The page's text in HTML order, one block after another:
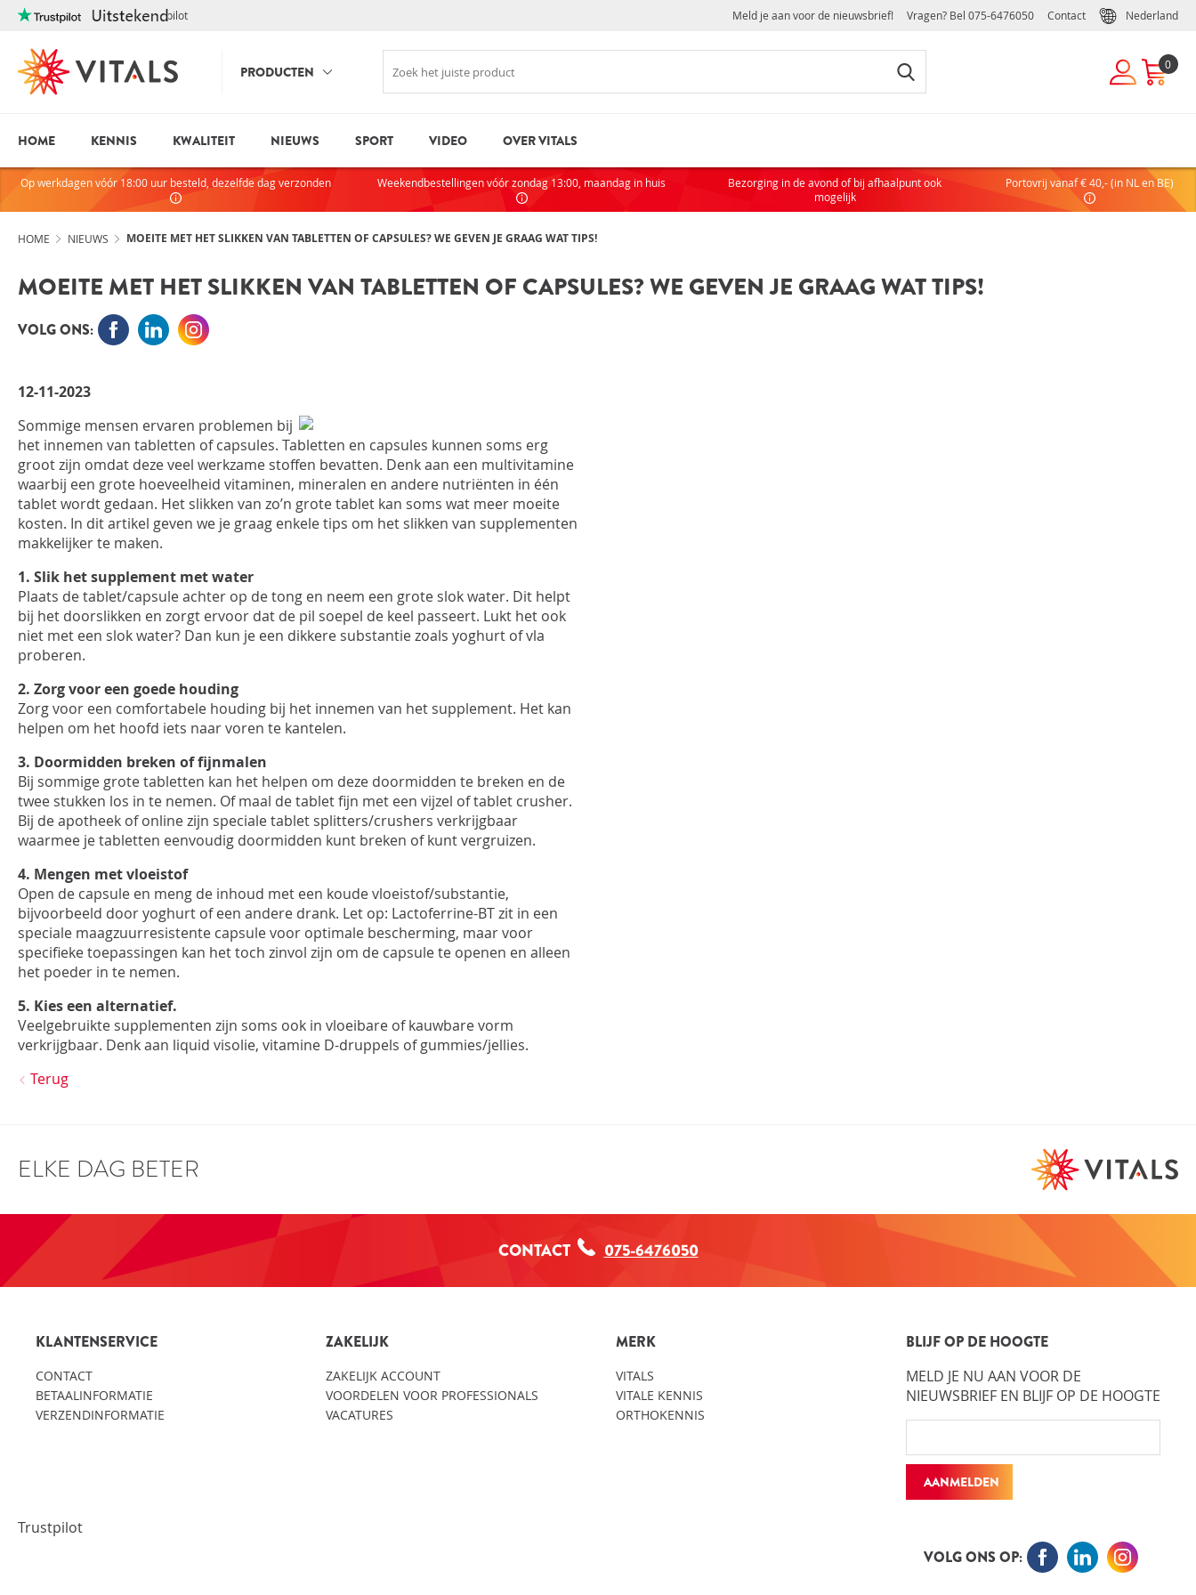
Trustpilot Meld je aan voor de nieuwsbrief! Vragen? Bel 075-6476050 Contact Nederland
PRODUCTEN 0
We staan elke dag voor je klaar!
Indien we je ergens mee kunnen
helpen, neem dan contact met
075-6476050
E-mailadres
Wachtwoord
INLOGGEN
Als je nog geen account hebt, maak dan eenvoudig en snel een
particulier of zakelijk account aan:
HOME KENNIS KWALITEIT NIEUWS SPORT VIDEO OVER VITALS
Op werkdagen vóór 18:00 uur besteld, dezelfde dag verzonden Weekendbestellingen vóór zondag 13:00, maandag in huis
Bezorging in de avond of bij afhaalpunt ook
mogelijk
Portovrij vanaf € 40,- (in NL en BE)
HOME NIEUWS MOEITE MET HET SLIKKEN VAN TABLETTEN OF CAPSULES? WE GEVEN JE GRAAG WAT TIPS!
MOEITE MET HET SLIKKEN VAN TABLETTEN OF CAPSULES? WE GEVEN JE GRAAG WAT TIPS!
VOLG ONS:
12-11-2023
Sommige mensen ervaren problemen bij
het innemen van tabletten of capsules. Tabletten en capsules kunnen soms erg
groot zijn omdat deze veel werkzame stoffen bevatten. Denk aan een multivitamine
waarbij een grote hoeveelheid vitaminen, mineralen en andere nutriënten in één
tablet wordt gedaan. Het slikken van zo’n grote tablet kan soms wat meer moeite
kosten. In dit artikel geven we je graag enkele tips om het slikken van supplementen
makkelijker te maken.
1. Slik het supplement met water
Plaats de tablet/capsule achter op de tong en neem een grote slok water. Dit helpt
bij het doorslikken en zorgt ervoor dat de pil soepel de keel passeert. Lukt het ook
niet met een slok water? Dan kun je een dikkere substantie zoals yoghurt of vla
proberen.
2. Zorg voor een goede houding
Zorg voor een comfortabele houding bij het innemen van het supplement. Het kan
helpen om het hoofd iets naar voren te kantelen.
3. Doormidden breken of fijnmalen
Bij sommige grote tabletten kan het helpen om deze doormidden te breken en de
twee stukken los in te nemen. Of maal de tablet fijn met een vijzel of tablet crusher.
Bij de apotheek of online zijn speciale tablet splitters/crushers verkrijgbaar
waarmee je tabletten eenvoudig doormidden kunt breken of kunt vergruizen.
4. Mengen met vloeistof
Open de capsule en meng de inhoud met een koude vloeistof/substantie,
bijvoorbeeld door yoghurt of een andere drank. Let op: Lactoferrine-BT zit in een
speciale maagzuurresistente capsule voor optimale bescherming, maar voor
specifieke toepassingen kan het toch zinvol zijn om de capsule te openen en alleen
het poeder in te nemen.
5. Kies een alternatief.
Veelgebruikte supplementen zijn soms ook in vloeibare of kauwbare vorm
verkrijgbaar. Denk aan liquid visolie, vitamine D-druppels of gummies/jellies.
Terug
ELKE DAG BETER
CONTACT 075-6476050
KLANTENSERVICE
CONTACT
BETAALINFORMATIE
VERZENDINFORMATIE
ZAKELIJK
ZAKELIJK ACCOUNT
VOORDELEN VOOR PROFESSIONALS
VACATURES
MERK
VITALS
VITALE KENNIS
ORTHOKENNIS
BLIJF OP DE HOOGTE
MELD JE NU AAN VOOR DE
NIEUWSBRIEF EN BLIJF OP DE HOOGTE
AANMELDEN
Trustpilot
VOLG ONS OP: